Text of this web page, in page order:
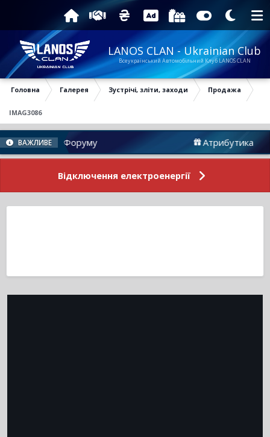
LANOS CLAN - Ukrainian Club
Всеукраїнський Автомобільний Клуб LANOS CLAN
Головна Галерея Зустрічі, зліти, заходи Продажа
IMAG3086
ВАЖЛИВЕ
Новини Форуму Атрибутика
Відключення електроенергії